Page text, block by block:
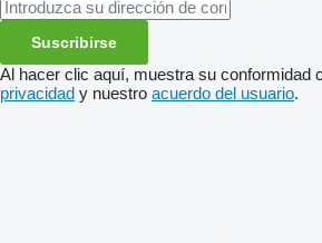
Suscribirse
Al hacer clic aquí, muestra su conformidad
privacidad y nuestro acuerdo del usuario.